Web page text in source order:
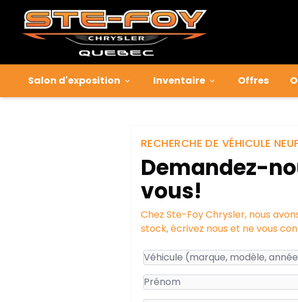
Salon d'exposition Inventaire Offres
RECHERCHE DE VÉHICULE
Demandez-
vous!
Chez Ste-Foy Chrysler, nous
stock, écrivez nous et ne vous